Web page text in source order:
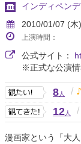
インディペン
2010/01/07 (
上演時間：
公式サイト：
※正式な公演情
8人 /
12人 /
漫画家という「大